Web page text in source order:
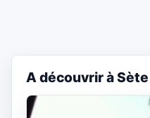
A découvrir à Sète